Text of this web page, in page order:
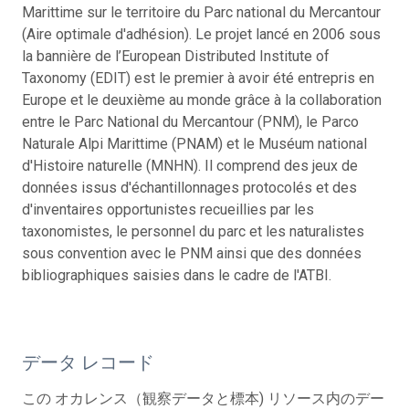
Marittime sur le territoire du Parc national du Mercantour
(Aire optimale d'adhésion). Le projet lancé en 2006 sous
la bannière de l’European Distributed Institute of
Taxonomy (EDIT) est le premier à avoir été entrepris en
Europe et le deuxième au monde grâce à la collaboration
entre le Parc National du Mercantour (PNM), le Parco
Naturale Alpi Marittime (PNAM) et le Muséum national
d'Histoire naturelle (MNHN). Il comprend des jeux de
données issus d'échantillonnages protocolés et des
d'inventaires opportunistes recueillies par les
taxonomistes, le personnel du parc et les naturalistes
sous convention avec le PNM ainsi que des données
bibliographiques saisies dans le cadre de l'ATBI.
データ レコード
この オカレンス（観察データと標本) リソース内のデー